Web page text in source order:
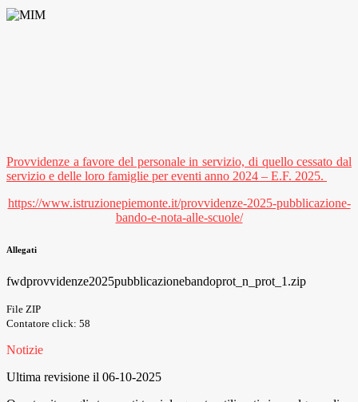
Provvidenze a favore del personale in servizio, di quello cessato dal
servizio e delle loro famiglie per eventi anno 2024 – E.F. 2025.
https://www.istruzionepiemonte.it/provvidenze-2025-pubblicazione-
bando-e-nota-alle-scuole/
Allegati
fwdprovvidenze2025pubblicazionebandoprot_n_prot_1.zip
File ZIP
Contatore click: 58
Notizie
Ultima revisione il 06-10-2025